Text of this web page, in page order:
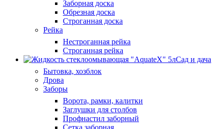
Заборная доска
Обрезная доска
Строганная доска
Рейка
Нестроганная рейка
Строганная рейка
Сад и дача
Бытовка, хозблок
Дрова
Заборы
Ворота, рамки, калитки
Заглушки для столбов
Профнастил заборный
Сетка заборная